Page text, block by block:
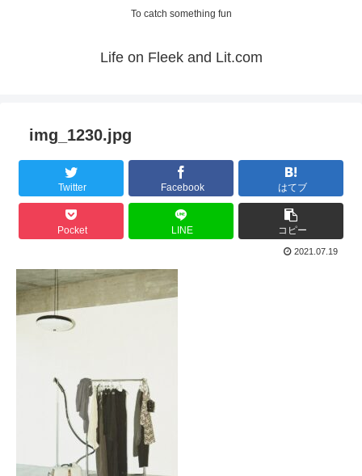
To catch something fun
Life on Fleek and Lit.com
img_1230.jpg
Twitter Facebook はてブ
Pocket LINE コピー
2021.07.19